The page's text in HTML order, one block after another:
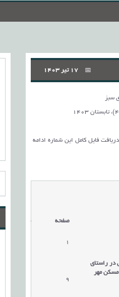
17 تیر 1403
سبز
فایل کامل این شماره ادامه
صفحه مقالات
1
در راستای
مهر
9